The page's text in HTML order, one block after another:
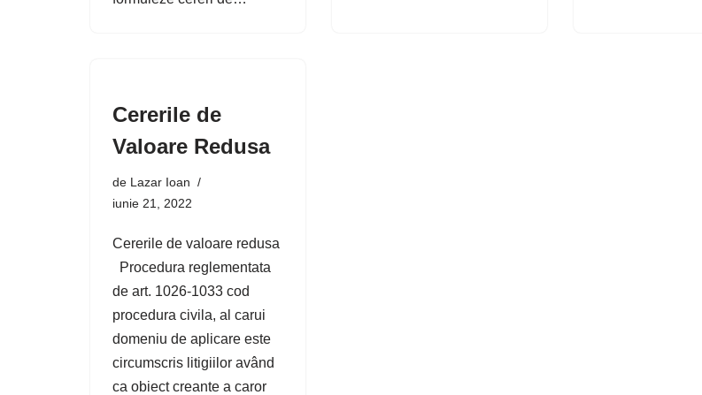
Cererile de
Valoare Redusa
de Lazar Ioan
iunie 21, 2022
Cererile de valoare redusa
Procedura reglementata
de art. 1026-1033 cod
procedura civila, al carui
domeniu de aplicare este
circumscris litigiilor având
ca obiect creante a caror